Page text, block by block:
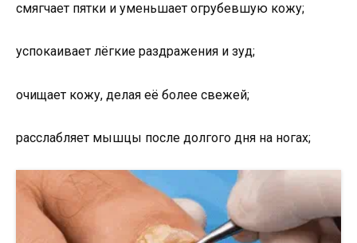
смягчает пятки и уменьшает огрубевшую кожу;
успокаивает лёгкие раздражения и зуд;
очищает кожу, делая её более свежей;
расслабляет мышцы после долгого дня на ногах;